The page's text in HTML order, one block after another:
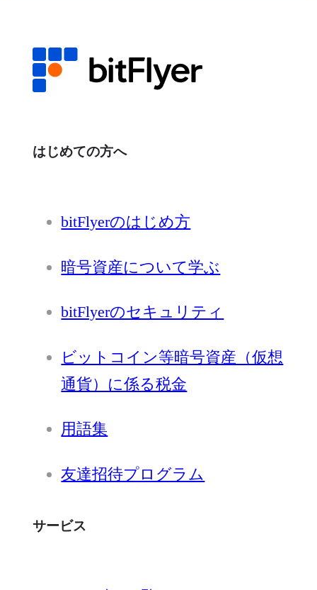
はじめての方へ
bitFlyerのはじめ方
暗号資産について学ぶ
bitFlyerのセキュリティ
ビットコイン等暗号資産（仮想
通貨）に係る税金
用語集
友達招待プログラム
サービス